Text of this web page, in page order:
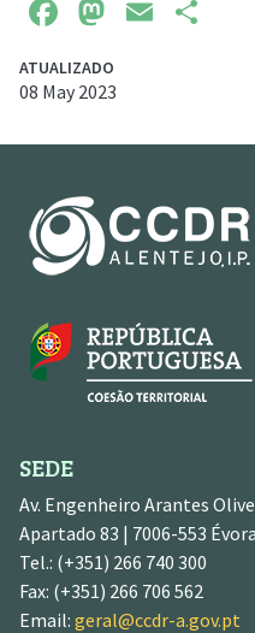
ATUALIZADO
08 May 2023
SEDE
Av. Engenheiro Arantes
Apartado 83 | 7006-553 Évora
Tel.: (+351) 266 740 300
Fax: (+351) 266 706 562
Email: geral@ccdr-a.gov.pt